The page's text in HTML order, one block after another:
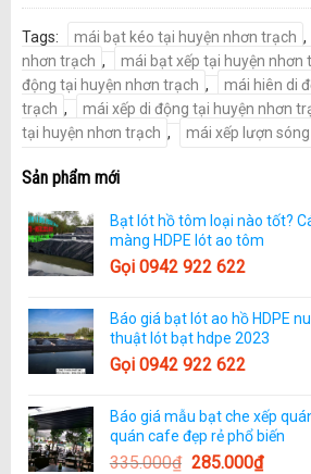
Tags: mái bạt kéo tại huyện nhơn trạch ,
nhơn trạch , mái bạt xếp tại huyện nhơn
động tại huyện nhơn trạch ,
mái hiên di
trạch , mái xếp di động tại huyện nhơn
tại huyện nhơn trạch , mái xếp lượn
Sản phẩm mới
Bạt lót hồ tôm loại nào tốt?
màng HDPE lót ao tôm
Gọi 0942 922 622
Báo giá bạt lót ao hồ HDPE
thuật lót bạt hdpe 2023
Gọi 0942 922 622
Báo giá mẫu bạt che xếp
quán cafe đẹp rẻ phổ biến
335.000₫ 285.000₫